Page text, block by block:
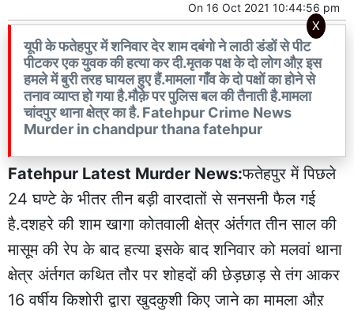
On 16 Oct 2021 10:44:56 pm
यूपी के फतेहपुर में शनिवार देर शाम दबंगो ने लाठी डंडों से पीट
पीटकर एक युवक की हत्या कर दी.मृतक पक्ष के दो लोग औऱ इस
हमले में बुरी तरह घायल हुए हैं.मामला गाँव के दो पक्षों का होने से
तनाव व्याप्त हो गया है.मौक़े पर पुलिस बल की तैनाती है.मामला
चांदपुर थाना क्षेत्र का है. Fatehpur Crime News
Murder in chandpur thana fatehpur
Fatehpur Latest Murder News:फतेहपुर में पिछले
24 घण्टे के भीतर तीन बड़ी वारदातों से सनसनी फैल गई
है.दशहरे की शाम खागा कोतवाली क्षेत्र अंर्तगत तीन साल की
मासूम की रेप के बाद हत्या इसके बाद शनिवार को मलवां थाना
क्षेत्र अंर्तगत कथित तौर पर शोहदों की छेड़छाड़ से तंग आकर
16 वर्षीय किशोरी द्वारा खुदकुशी किए जाने का मामला औऱ
X